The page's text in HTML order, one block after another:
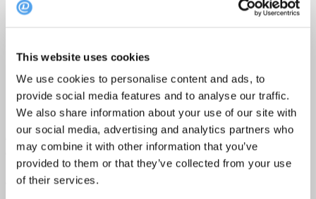
This website uses cookies
We use cookies to personalise content and ads, to
provide social media features and to analyse our traffic.
We also share information about your use of our site with
our social media, advertising and analytics partners who
may combine it with other information that you’ve
provided to them or that they’ve collected from your use
of their services.
Spisestedet Frederiksgade 42 blev i efteråret 2015 også
arbejdet ud fra en målsætning om 80 % grøntsager og 20 %
kød eller fisk. Blandt de positive anmeldelser finder man
blandt andet følgende udtalelser:
“Et meget tiltalende koncept med dele-mad, køkkenet
bestemmer menu og 80% grønsager. Hyggeligt med
betjeningen, der sætter sig ned og informerer om maden.
Uformel og afslappet atmosfære. God, luftig plads mellem
bordene og smagfuld indretning.”